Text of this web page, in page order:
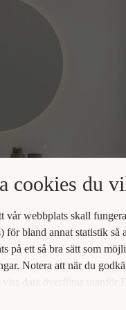
cookies du
vår webbplats skall
för bland annat statistik
på ett så bra sätt som
Notera att när du
data överföras utanför